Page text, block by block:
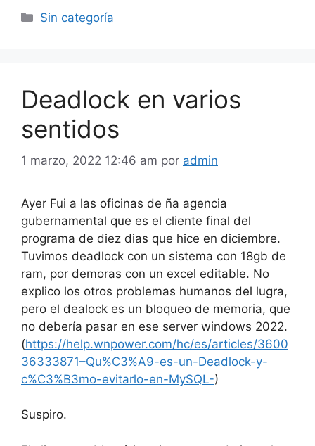
Categorías
Sin categoría
Deadlock en varios
sentidos
1 marzo, 2022 12:46 am por admin
Ayer Fui a las oficinas de ña agencia
gubernamental que es el cliente final del
programa de diez dias que hice en diciembre.
Tuvimos deadlock con un sistema con 18gb de
ram, por demoras con un excel editable. No
explico los otros problemas humanos del lugra,
pero el dealock es un bloqueo de memoria, que
no debería pasar en ese server windows 2022.
(https://help.wnpower.com/hc/es/articles/3600
36333871–Qu%C3%A9-es-un-Deadlock-y-
c%C3%B3mo-evitarlo-en-MySQL-)
Suspiro.